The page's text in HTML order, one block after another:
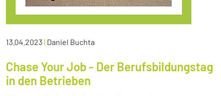
13.04.2023| Daniel Buchta
Chase Your Job - Der Berufsbildungstag
in den Betrieben